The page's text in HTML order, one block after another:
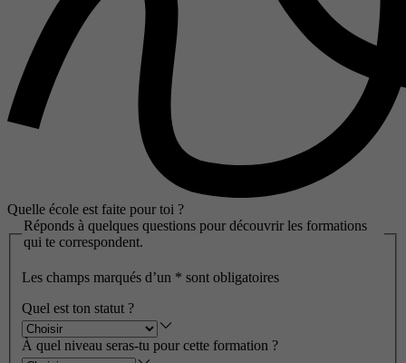
Quelle école est faite pour toi ?
Réponds à quelques questions pour découvrir les formations
qui te correspondent.
Les champs marqués d’un * sont obligatoires
Quel est ton statut ?
À quel niveau seras-tu pour cette formation ?